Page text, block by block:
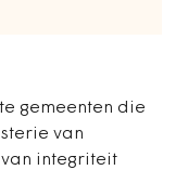
gemeenten die
van
integriteit